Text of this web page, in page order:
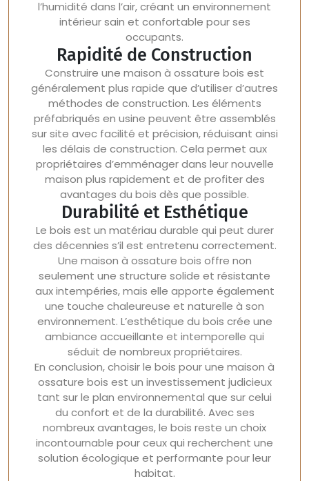
l’humidité dans l’air, créant un environnement
intérieur sain et confortable pour ses
occupants.
Rapidité de Construction
Construire une maison à ossature bois est
généralement plus rapide que d’utiliser d’autres
méthodes de construction. Les éléments
préfabriqués en usine peuvent être assemblés
sur site avec facilité et précision, réduisant ainsi
les délais de construction. Cela permet aux
propriétaires d’emménager dans leur nouvelle
maison plus rapidement et de profiter des
avantages du bois dès que possible.
Durabilité et Esthétique
Le bois est un matériau durable qui peut durer
des décennies s’il est entretenu correctement.
Une maison à ossature bois offre non
seulement une structure solide et résistante
aux intempéries, mais elle apporte également
une touche chaleureuse et naturelle à son
environnement. L’esthétique du bois crée une
ambiance accueillante et intemporelle qui
séduit de nombreux propriétaires.
En conclusion, choisir le bois pour une maison à
ossature bois est un investissement judicieux
tant sur le plan environnemental que sur celui
du confort et de la durabilité. Avec ses
nombreux avantages, le bois reste un choix
incontournable pour ceux qui recherchent une
solution écologique et performante pour leur
habitat.